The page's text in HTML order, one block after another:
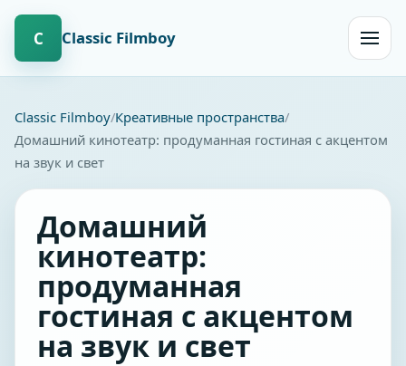
С
Сlassic Filmboy
Сlassic Filmboy Креативные пространства
Домашний кинотеатр: продуманная гостиная с акцентом
на звук и свет
Домашний
кинотеатр:
продуманная
гостиная с акцентом
на звук и свет